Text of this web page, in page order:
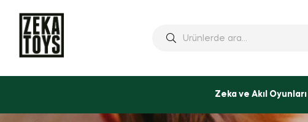
Zeka ve Akıl Oyunları